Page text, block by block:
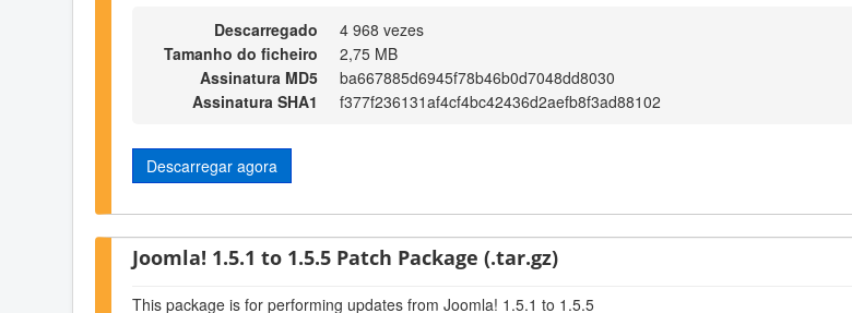
Descarregado
4 968 vezes
Tamanho do ficheiro
2,75 MB
Assinatura MD5
ba667885d6945f78b46b0d7048dd8030
Assinatura SHA1
f377f236131af4cf4bc42436d2aefb8f3ad88102
Descarregar agora
Joomla! 1.5.1 to 1.5.5 Patch Package (.tar.gz)
This package is for performing updates from Joomla! 1.5.1 to 1.5.5